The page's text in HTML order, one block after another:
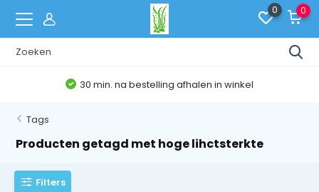
0 0
30 min. na bestelling afhalen in winkel
Tags
Producten getagd met hoge lihctsterkte
Filters